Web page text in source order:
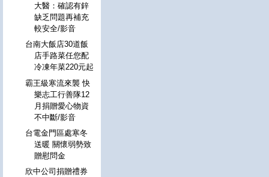
大醫：確認有鋅
缺乏問題再補充
較安全/影音
台南大飯店30道飯
店手路菜任您配
冷凍年菜220元起
霸王級寒流來襲 快
樂志工行善隊12
月捐贈愛心物資
不中斷/影音
台電金門區處寒冬
送暖 關懷弱勢致
贈慰問金
欣中公司捐贈禮券